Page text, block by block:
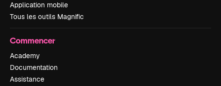
Application mobile
Tous les outils Magnific
Commencer
Academy
Documentation
Assistance